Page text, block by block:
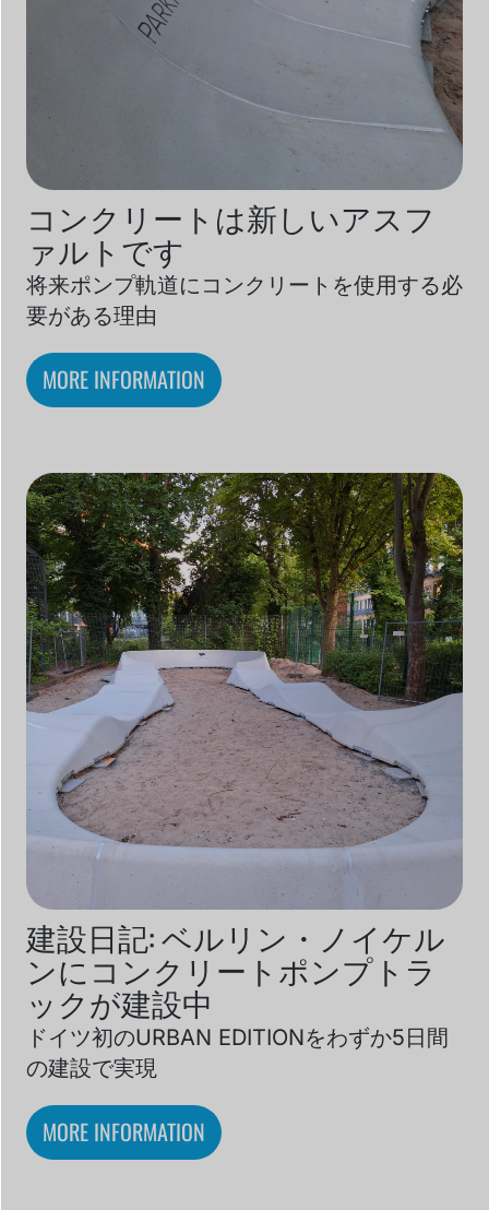
コンクリートは新しいアスフ
ァルトです
将来ポンプ軌道にコンクリートを使用する必
要がある理由
MORE INFORMATION
建設日記: ベルリン・ノイケル
ンにコンクリートポンプトラ
ックが建設中
ドイツ初のURBAN EDITIONをわずか5日間
の建設で実現
MORE INFORMATION